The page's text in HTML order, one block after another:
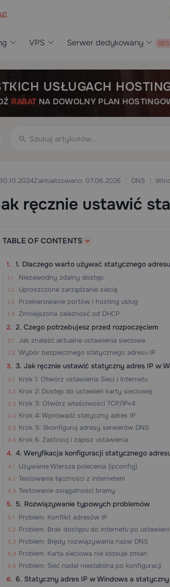
VPS Serwer dedykowany
USŁUGACH
RABATNA DOWOLNY PLAN
Zaktualizowano: 07.06.2026 DNS
ręcznie ustawić
TABLE OF CONTENTS
1. Dlaczego warto używać statycznego
Niezawodny zdalny dostęp
Uproszczone zarządzanie siecią
Przekierowanie portów i hosting usług
Zmniejszona zależność od DHCP
2. Czego potrzebujesz przed rozpoczęciem
Jak znaleźć aktualne ustawienia sieciowe
Wybór bezpiecznego statycznego adresu IP
3. Jak ręcznie ustawić statyczny adres IP w
Krok 1: Otwórz ustawienia Sieci i Internetu
Krok 2: Dostęp do ustawień karty sieciowej
Krok 3: Otwórz właściwości TCP/IPv4
Krok 4: Wprowadź statyczny adres IP
Krok 5: Skonfiguruj adresy serwerów DNS
Krok 6: Zastosuj i zapisz ustawienia
4. Weryfikacja konfiguracji statycznego
Używanie Wiersza polecenia (ipconfig)
Testowanie łączności z internetem
Testowanie osiągalności bramy
5. Rozwiązywanie typowych problemów
Problem: Konflikt adresów IP
Problem: Brak dostępu do internetu po
Problem: Błędy rozwiązywania nazw DNS
Problem: Karta sieciowa nie stosuje zmian
Problem: Sieć nadal niestabilna po konfiguracji
6. Statyczny adres IP w Windows a